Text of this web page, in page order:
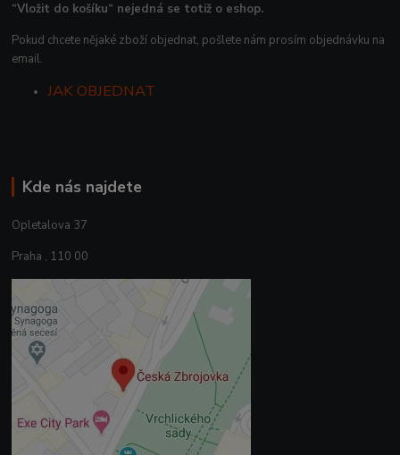
“Vložit do košíku“ nejedná se totiž o eshop.
Pokud chcete nějaké zboží objednat, pošlete nám prosím objednávku na
email.
JAK OBJEDNAT
Kde nás najdete
Opletalova 37
Praha , 110 00